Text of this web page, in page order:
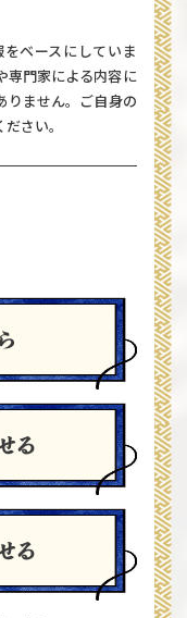
ベースにしていま
専門家による内容に
りません。ご自身の
さい。
る
る